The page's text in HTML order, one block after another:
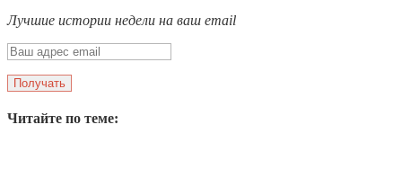
Лучшие истории недели на ваш email
Читайте по теме: